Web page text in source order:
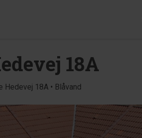
18A
Hedevej 18A • Blåvand